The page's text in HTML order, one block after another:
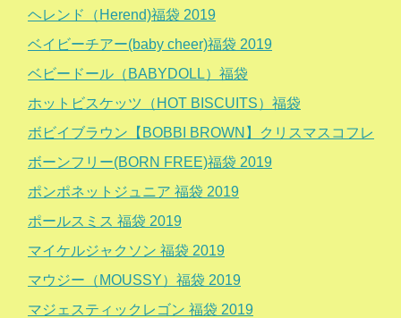
ヘレンド（Herend)福袋 2019
ベイビーチアー(baby cheer)福袋 2019
ベビードール（BABYDOLL）福袋
ホットビスケッツ（HOT BISCUITS）福袋
ボビイブラウン【BOBBI BROWN】クリスマスコフレ
ボーンフリー(BORN FREE)福袋 2019
ポンポネットジュニア 福袋 2019
ポールスミス 福袋 2019
マイケルジャクソン 福袋 2019
マウジー（MOUSSY）福袋 2019
マジェスティックレゴン 福袋 2019